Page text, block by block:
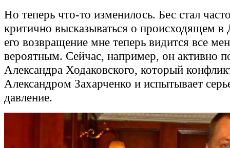
Но теперь что-то изменилось. Бес стал
критично высказываться о происходящем
его возвращение мне теперь видится все
вероятным. Сейчас, например, он активно
Александра Ходаковского, который
Александром Захарченко и испытывает
давление.